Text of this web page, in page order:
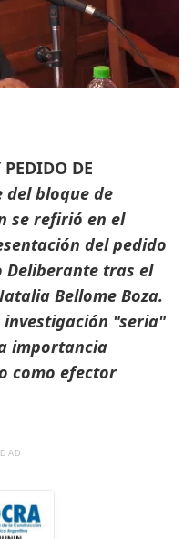
DE
del bloque de
se refirió en el
del pedido
Deliberante tras el
Bellome Boza.
"seria"
importancia
como efector